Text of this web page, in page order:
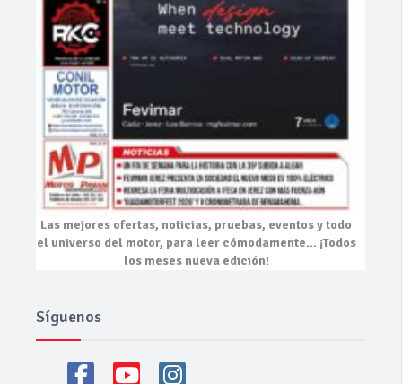
Las mejores ofertas, noticias, pruebas, eventosy todo
el universo del motor, para leer cómodamente… ¡Todos
los meses nueva edición!
Síguenos